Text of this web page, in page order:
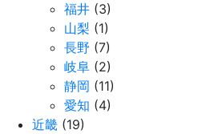
福井 (3)
山梨 (1)
長野 (7)
岐阜 (2)
静岡 (11)
愛知 (4)
近畿 (19)